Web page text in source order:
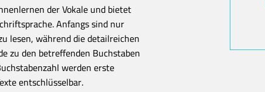
der Vokale und bietet
Anfangs sind nur
lesen, während die detailreichen
zu den betreffenden Buchstaben
werden erste
entschlüsselbar.